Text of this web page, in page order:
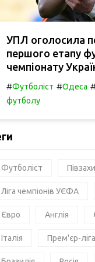
УПЛ оголосила
першого етапу
чемпіонату
#Футболіст #Одеса
футболу
Футболіст
Ліга чемпіонів УЄФА
Євро Англія
Італія Прем'єр-ліга